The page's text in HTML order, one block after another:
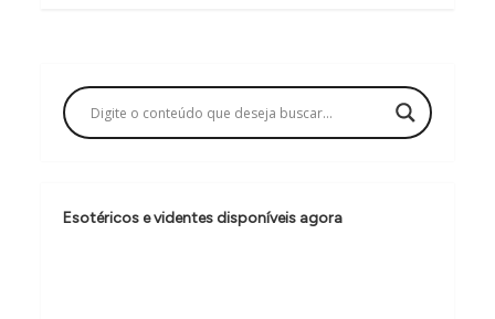
a
ç
o
d
Esotéricos e videntes disponíveis agora